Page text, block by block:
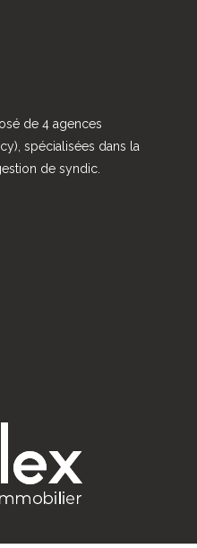
de 4 agences
spécialisées dans la
de syndic.